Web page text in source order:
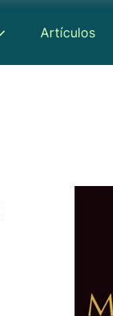
Artículos